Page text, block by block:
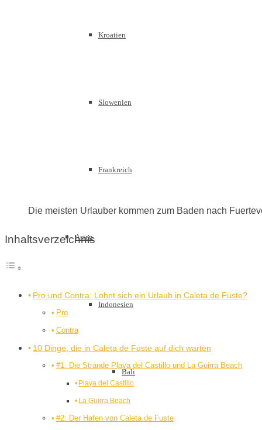
Kroatien
Slowenien
Frankreich
Asien
Indonesien
Bali
Die meisten Urlauber kommen zum Baden nach
Inhaltsverzeichnis
Pro und Contra: Lohnt sich ein Urlaub in Caleta de Fuste?
Pro
Contra
10 Dinge, die in Caleta de Fuste auf dich warten
#1: Die Strände Playa del Castillo und La Guirra Beach
Playa del Castillo
La Guirra Beach
#2: Der Hafen von Caleta de Fuste